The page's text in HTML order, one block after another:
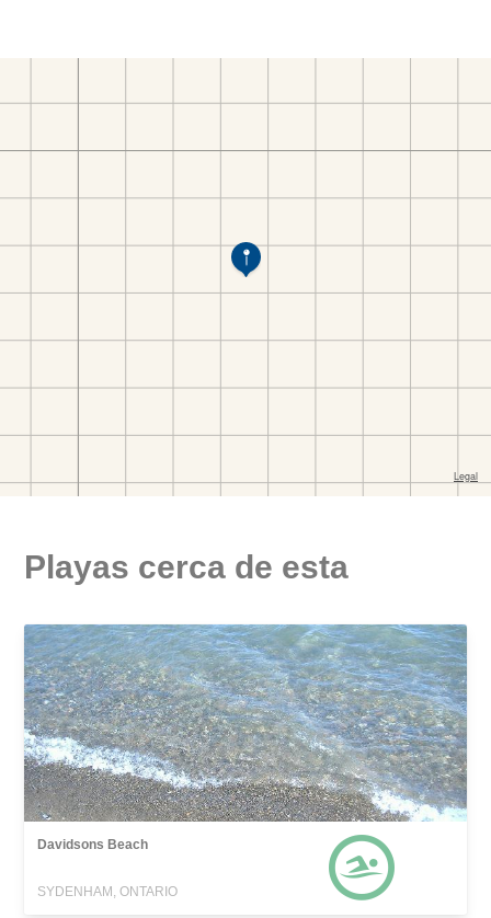
Playas cerca de esta
Davidsons Beach
SYDENHAM, ONTARIO